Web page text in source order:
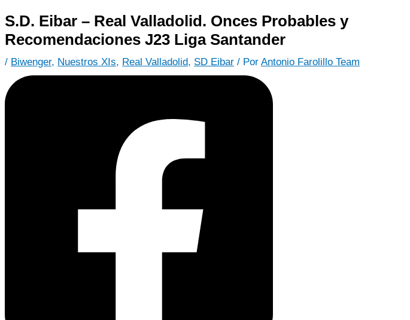
S.D. Eibar – Real Valladolid. Onces Probables y
Recomendaciones J23 Liga Santander
/ Biwenger, Nuestros XIs, Real Valladolid, SD Eibar / Por Antonio Farolillo Team